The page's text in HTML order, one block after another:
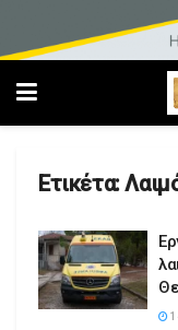
Ετικέτα: